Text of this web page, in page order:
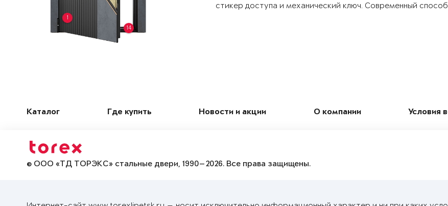
1
14
стикер доступа и механический ключ. Современный
Каталог Где купить Новости и акции О компании Условия
© ООО «ТД ТОРЭКС» стальные двери, 1990—2026. Все права защищены.